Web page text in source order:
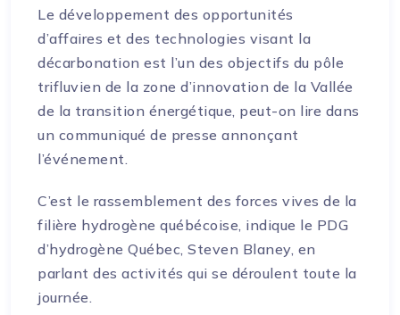
Le développement des opportunités
d’affaires et des technologies visant la
décarbonation est l’un des objectifs du pôle
trifluvien de la zone d’innovation de la Vallée
de la transition énergétique, peut-on lire dans
un communiqué de presse annonçant
l’événement.
C’est le rassemblement des forces vives de la
filière hydrogène québécoise, indique le PDG
d’hydrogène Québec, Steven Blaney, en
parlant des activités qui se déroulent toute la
journée.